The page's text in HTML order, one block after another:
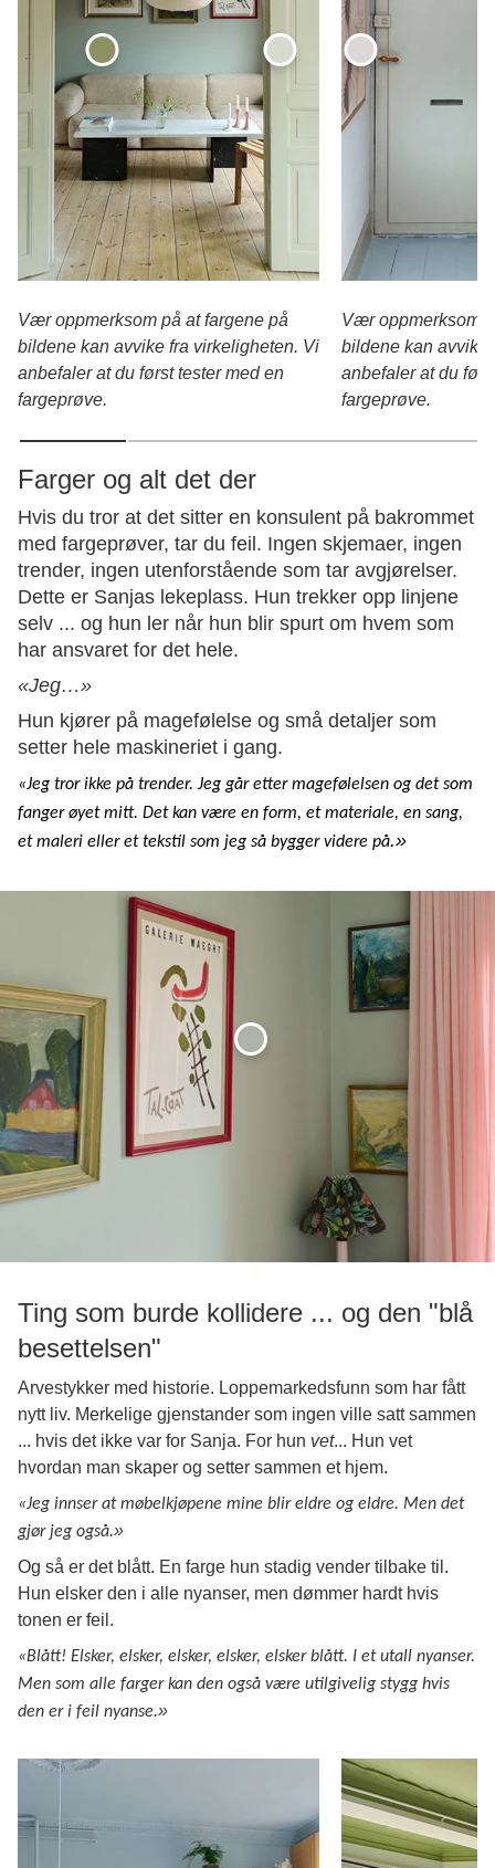
Vær oppmerksom på at fargene på
bildene kan avvike fra virkeligheten. Vi
anbefaler at du først tester med en
fargeprøve.
Vær oppmerksom
bildene kan avvike
anbefaler at du
fargeprøve.
Farger og alt det der
Hvis du tror at det sitter en konsulent på bakrommet
med fargeprøver, tar du feil. Ingen skjemaer, ingen
trender, ingen utenforstående som tar avgjørelser.
Dette er Sanjas lekeplass. Hun trekker opp linjene
selv ... og hun ler når hun blir spurt om hvem som
har ansvaret for det hele.
«Jeg…»
Hun kjører på magefølelse og små detaljer som
setter hele maskineriet i gang.
«Jeg tror ikke på trender. Jeg går etter magefølelsen og det som
fanger øyet mitt. Det kan være en form, et materiale, en sang,
et maleri eller et tekstil som jeg så bygger videre på.»
Ting som burde kollidere ... og den "blå
besettelsen"
Arvestykker med historie. Loppemarkedsfunn som har fått
nytt liv. Merkelige gjenstander som ingen ville satt sammen
... hvis det ikke var for Sanja. For hun vet... Hun vet
hvordan man skaper og setter sammen et hjem.
«Jeg innser at møbelkjøpene mine blir eldre og eldre. Men det
gjør jeg også.»
Og så er det blått. En farge hun stadig vender tilbake til.
Hun elsker den i alle nyanser, men dømmer hardt hvis
tonen er feil.
«Blått! Elsker, elsker, elsker, elsker, elsker blått. I et utall nyanser.
Men som alle farger kan den også være utilgivelig stygg hvis
den er i feil nyanse.»